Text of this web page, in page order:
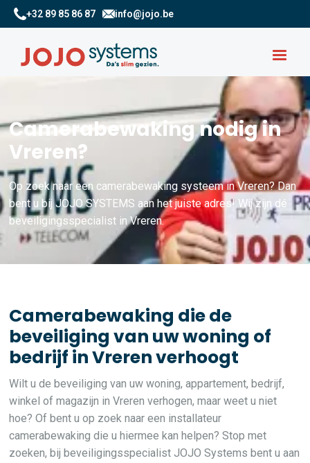
+32 89 85 86 87 info@jojo.be
Camerabewaking nodig in
Vreren?
Op zoek naar een camerabewaking systeem in Vreren? Dan
bent u bij JOJO SYSTEMS aan het juiste adres! Wij zijn dé
beveiligingsspecialist in Vreren.
Camerabewaking die de
beveiliging van uw woning of
bedrijf in Vreren verhoogt
Wilt u de beveiliging van uw woning, appartement, bedrijf,
winkel of magazijn in Vreren verhogen, maar weet u niet
hoe? Of bent u op zoek naar een installateur
camerabewaking die u hiermee kan helpen? Stop met
zoeken, bij beveiligingsspecialist JOJO Systems bent u aan